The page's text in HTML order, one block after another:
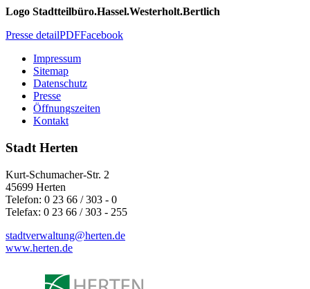
Logo Stadtteilbüro.Hassel.Westerholt.Bertlich
Presse detailPDFFacebook
Impressum
Sitemap
Datenschutz
Presse
Öffnungszeiten
Kontakt
Stadt Herten
Kurt-Schumacher-Str. 2
45699 Herten
Telefon: 0 23 66 / 303 - 0
Telefax: 0 23 66 / 303 - 255
stadtverwaltung@herten.de
www.herten.de